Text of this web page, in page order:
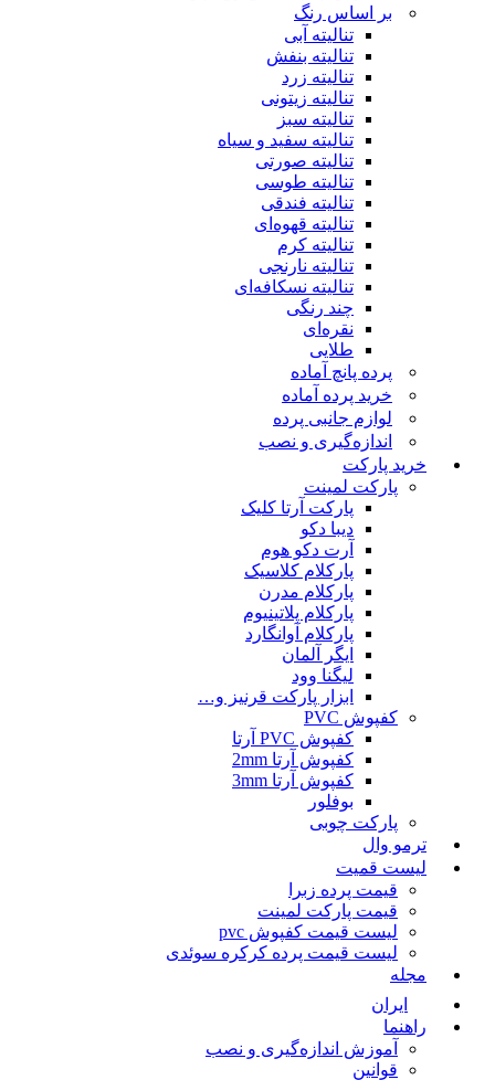
بر اساس رنگ
تنالیته آبی
تنالیته بنفش
تنالیته زرد
تنالیته زیتونی
تنالیته سبز
تنالیته سفید و سیاه
تنالیته صورتی
تنالیته طوسی
تنالیته فندقی
تنالیته قهوه‌ای
تنالیته کرم
تنالیته نارنجی
تنالیته نسکافه‌ای
چند رنگی
نقره‌ای
طلایی
پرده پانچ آماده
خرید پرده آماده
لوازم جانبی پرده
اندازه‌گیری و نصب
خرید پارکت
پارکت لمینت
پارکت آرتا کلیک
دیبا دکو
آرت دکو هوم
پارکلام کلاسیک
پارکلام مدرن
پارکلام پلاتینیوم
پارکلام آوانگارد
ایگر آلمان
لیگنا وود
ابزار پارکت قرنیز و…
کفپوش PVC
کفپوش PVC آرتا
کفپوش آرتا 2mm
کفپوش آرتا 3mm
بوفلور
پارکت چوبی
ترمو وال
لیست قمیت
قیمت پرده زبرا
قیمت پارکت لمینت
لیست قیمت کفپوش pvc
لیست قیمت پرده کرکره سوئدی
مجله
ایران
راهنما
آموزش اندازه‌گیری و نصب
قوانین